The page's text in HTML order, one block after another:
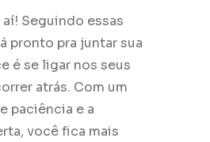
aí! Seguindo essas
pronto pra juntar sua
é se ligar nos seus
atrás. Com um
paciência e a
você fica mais